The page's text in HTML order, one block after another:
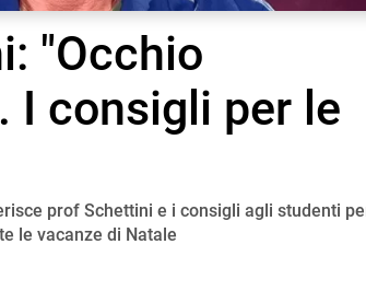
"Occhio
I consigli per le
prof Schettini e i consigli agli studenti
le vacanze di Natale